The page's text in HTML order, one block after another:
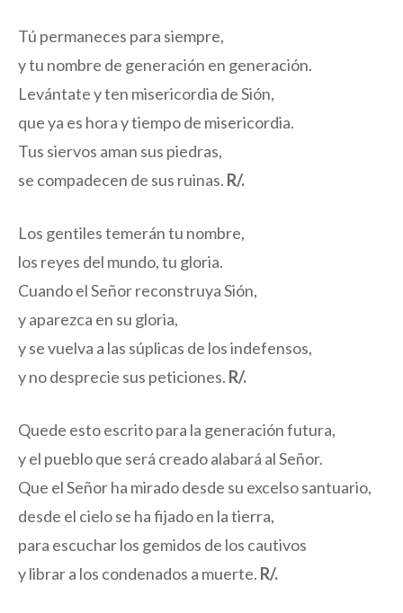
Tú permaneces para siempre,
y tu nombre de generación en generación.
Levántate y ten misericordia de Sión,
que ya es hora y tiempo de misericordia.
Tus siervos aman sus piedras,
se compadecen de sus ruinas. R/.
Los gentiles temerán tu nombre,
los reyes del mundo, tu gloria.
Cuando el Señor reconstruya Sión,
y aparezca en su gloria,
y se vuelva a las súplicas de los indefensos,
y no desprecie sus peticiones. R/.
Quede esto escrito para la generación futura,
y el pueblo que será creado alabará al Señor.
Que el Señor ha mirado desde su excelso santuario,
desde el cielo se ha fijado en la tierra,
para escuchar los gemidos de los cautivos
y librar a los condenados a muerte. R/.